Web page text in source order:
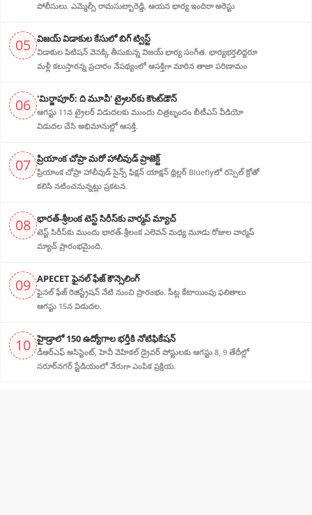
పోలీసులు. ఎమ్మెల్సీ రామసుబ్బారెడ్డి, ఆయ‌న‌ భార్య ఇందిరా అరెస్టు
05 విజ‌య్ విడాకుల కేసులో బిగ్ ట్విస్ట్‌
విడాకుల‌ పిటిషన్ వెన‌క్కి తీసుకున్న విజ‌య్ భార్య‌ సంగీత. భార్య‌భ‌ర్త‌లిద్ద‌రూ
మళ్లీ కలుస్తారన్న ప్రచారం నేపథ్యంలో ఆస‌క్తిగా మారిన తాజా పరిణామం
06 'మిర్జాపూర్: ది మూవీ' ట్రైలర్‌కు కౌంట్‌డౌన్
ఆగస్టు 11న ట్రైలర్ విడుదలకు ముందు చిత్రబృందం బీటీఎస్ వీడియో
విడుదల చేసి అభిమానుల్లో ఆసక్తి.
07 ప్రియాంక చోప్రా మరో హాలీవుడ్ ప్రాజెక్ట్
ప్రియాంక చోప్రా హాలీవుడ్ సైన్స్ ఫిక్షన్ యాక్షన్ థ్రిల్లర్ Blueflyలో రస్సెల్ క్రోతో
కలిసి నటించనున్నట్లు ప్రకటన.
08 భారత్-శ్రీలంక టెస్ట్ సిరీస్‌కు వార్మప్ మ్యాచ్
టెస్ట్ సిరీస్‌కు ముందు భారత్-శ్రీలంక ఎలెవన్ మధ్య మూడు రోజుల వార్మప్
మ్యాచ్ ప్రారంభమైంది.
09 APECET ఫైనల్ ఫేజ్ కౌన్సెలింగ్
ఫైనల్ ఫేజ్ రిజిస్ట్రేషన్ నేటి నుంచి ప్రారంభం. సీట్ల కేటాయింపు ఫలితాలు
ఆగస్టు 15న విడుదల.
10 హైడ్రాలో 150 ఉద్యోగాల భర్తీకి నోటిఫికేషన్
డీఆర్‌ఎఫ్ అసిస్టెంట్, హెవీ వెహికల్ డ్రైవర్ పోస్టులకు ఆగస్టు 8, 9 తేదీల్లో
సరూర్‌నగర్ స్టేడియంలో నేరుగా ఎంపిక ప్రక్రియ.